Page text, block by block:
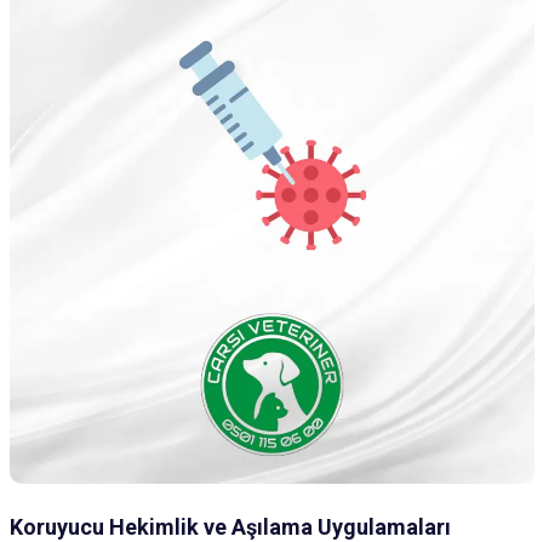
Koruyucu Hekimlik ve Aşılama Uygulamaları